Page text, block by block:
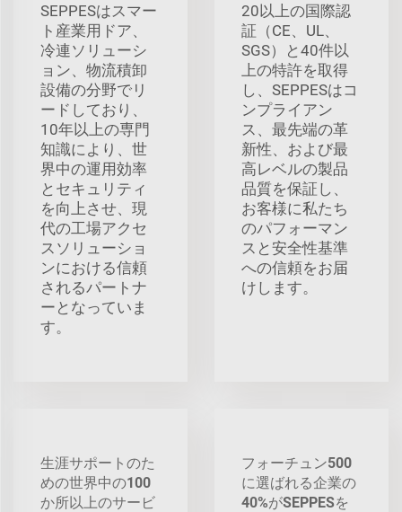
SEPPESはスマー
ト産業用ドア、
冷連ソリューシ
ョン、物流積卸
設備の分野でリ
ードしており、
10年以上の専門
知識により、世
界中の運用効率
とセキュリティ
を向上させ、現
代の工場アクセ
スソリューショ
ンにおける信頼
されるパートナ
ーとなっていま
す。
20以上の国際認
証（CE、UL、
SGS）と40件以
上の特許を取得
し、SEPPESはコ
ンプライアン
ス、最先端の革
新性、および最
高レベルの製品
品質を保証し、
お客様に私たち
のパフォーマン
スと安全性基準
への信頼をお届
けします。
生涯サポートのた
めの世界中の100
か所以上のサービ
フォーチュン500
に選ばれる企業の
40%がSEPPESを